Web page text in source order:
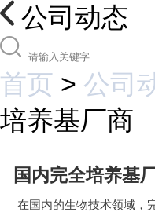
公司动态
首页 > 公司
培养基厂商
国内完全培养基
在国内的生物技术领域，